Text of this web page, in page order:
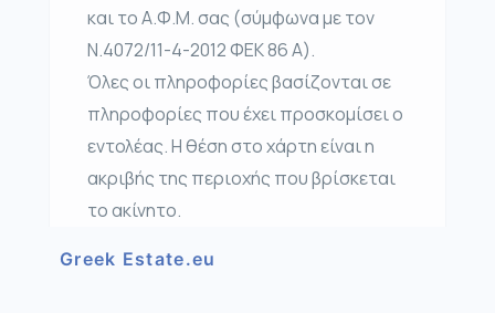
και το Α.Φ.Μ. σας (σύμφωνα με τον
Ν.4072/11-4-2012 ΦΕΚ 86 Α).
Όλες οι πληροφορίες βασίζονται σε
πληροφορίες που έχει προσκομίσει ο
εντολέας. Η θέση στο χάρτη είναι η
ακριβής της περιοχής που βρίσκεται
το ακίνητο.
Greek Estate.eu